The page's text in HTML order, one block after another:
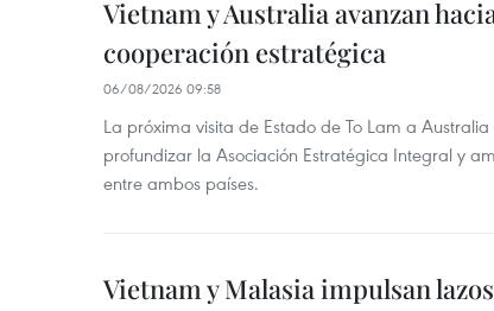
Vietnam y Australia avanzan
cooperación estratégica
06/08/2026 09:58
La próxima visita de Estado de To Lam a
profundizar la Asociación Estratégica Integral y
entre ambos países.
Vietnam y Malasia impulsan